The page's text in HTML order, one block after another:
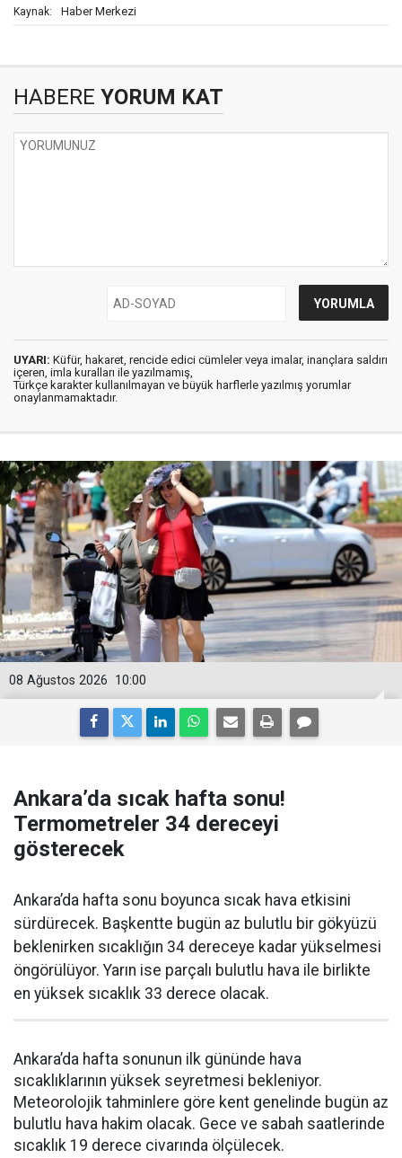
Kaynak: Haber Merkezi
HABERE YORUM KAT
UYARI: Küfür, hakaret, rencide edici cümleler veya imalar, inançlara saldırı
içeren, imla kuralları ile yazılmamış,
Türkçe karakter kullanılmayan ve büyük harflerle yazılmış yorumlar
onaylanmamaktadır.
10:00
08 Ağustos 2026
Ankara’da sıcak hafta sonu!
Termometreler 34 dereceyi
gösterecek
Ankara’da hafta sonu boyunca sıcak hava etkisini
sürdürecek. Başkentte bugün az bulutlu bir gökyüzü
beklenirken sıcaklığın 34 dereceye kadar yükselmesi
öngörülüyor. Yarın ise parçalı bulutlu hava ile birlikte
en yüksek sıcaklık 33 derece olacak.
Ankara’da hafta sonunun ilk gününde hava
sıcaklıklarının yüksek seyretmesi bekleniyor.
Meteorolojik tahminlere göre kent genelinde bugün az
bulutlu hava hakim olacak. Gece ve sabah saatlerinde
sıcaklık 19 derece civarında ölçülecek.